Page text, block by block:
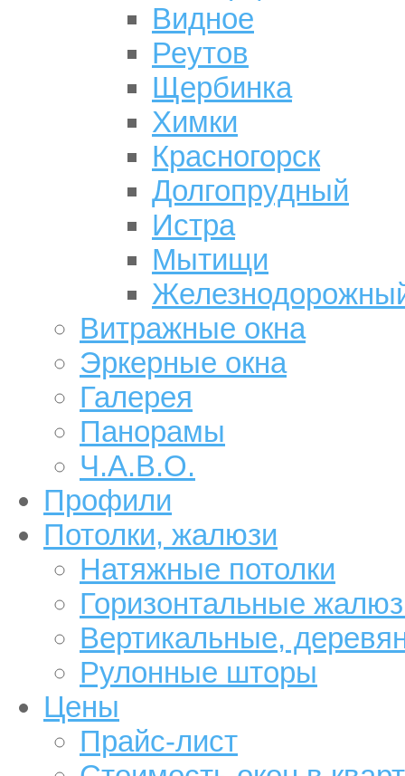
Видное
Реутов
Щербинка
Химки
Красногорск
Долгопрудный
Истра
Мытищи
Витражные окна
Эркерные окна
Галерея
Панорамы
Ч.А.В.О.
Профили
Потолки, жалюзи
Натяжные потолки
Горизонтальные
Вертикальные,
Рулонные шторы
Цены
Прайс-лист